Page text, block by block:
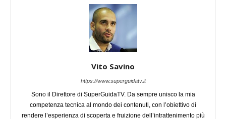
Vito Savino
https://www.superguidatv.it
Sono il Direttore di SuperGuidaTV. Da sempre unisco la mia
competenza tecnica al mondo dei contenuti, con l’obiettivo di
rendere l’esperienza di scoperta e fruizione dell’intrattenimento più